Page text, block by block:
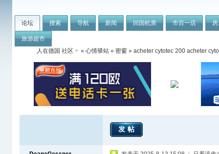
论坛 搜索 导航 新闻 回国机票 市百一店
旅游超市
人在德国 社区
» 心情驿站 » 密窗 » acheter cytotec 200 acheter
发帖